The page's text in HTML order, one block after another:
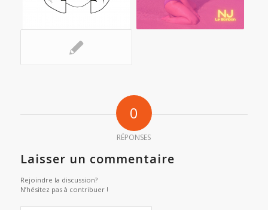
0
RÉPONSES
Laisser un commentaire
Rejoindre la discussion?
N’hésitez pas à contribuer !